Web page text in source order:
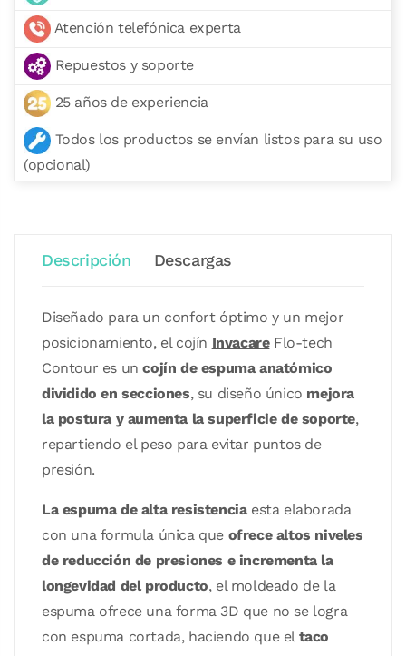
Atención telefónica experta
Repuestos y soporte
25 años de experiencia
Todos los productos se envían listos para su uso
(opcional)
Descripción Descargas
Diseñado para un confort óptimo y un mejor
posicionamiento, el cojín InvacareFlo-tech
Contour es uncojín de espuma anatómico
dividido en secciones, su diseño único mejora
la postura y aumenta la superficie de soporte,
repartiendo el peso para evitar puntos de
presión.
La espuma de alta resistenciaesta elaborada
con una formula única que ofrece altos niveles
de reducción de presiones e incrementa la
longevidad del producto, el moldeado de la
espuma ofrece una forma 3D que no se logra
con espuma cortada, haciendo que el taco